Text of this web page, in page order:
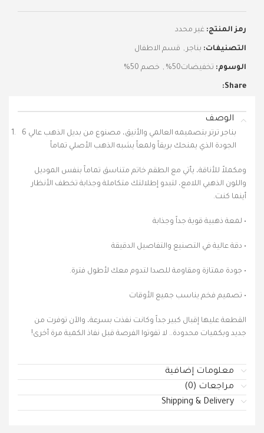
رمز المنتج: غير محدد
التصنيفات: بناجر , قسم الاطفال
الوسوم: تخفيضات50% , خصم 50%
Share:
الوصف
6 بناجر ترتر بتصميمه العالمي والأنيق، مصنوع من بديل الذهب عالي
الجودة الذي يمنحك بريقاً ولمعاً يشبه الذهب الأصلي تماماً
ومكملاً للأناقة، يأتي مع الطقم خاتم متناسق تماماً بنفس الموديل
واللون الذهبي اللامع، لتبدو إطلالتك متكاملة وجذابة تخطف الأنظار
أينما كنت.
• لمعة ذهبية قوية جداً وجذابة
• دقة عالية في التصنيع والتفاصيل الدقيقة
• جودة ممتازة ومقاومة للصدا لتدوم معك لأطول فترة.
• تصميم فخم يناسب جميع الأوقات
القطعة عليها إقبال كبير جداً وكانت نفذت بسرعة، والآن توفرت من
جديد وبكميات محدودة.. لا تفوتوا الفرصة قبل نفاذ الكمية مرة أخرى!
معلومات إضافية
مراجعات (0)
Shipping & Delivery